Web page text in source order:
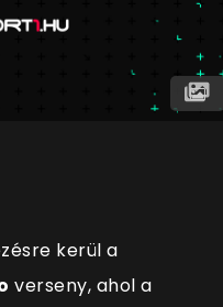
kerül a
verseny, ahol a